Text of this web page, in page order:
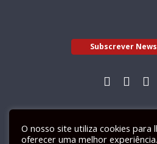
Subscrever
Livro de
O nosso site utiliza cookies para
oferecer uma melhor